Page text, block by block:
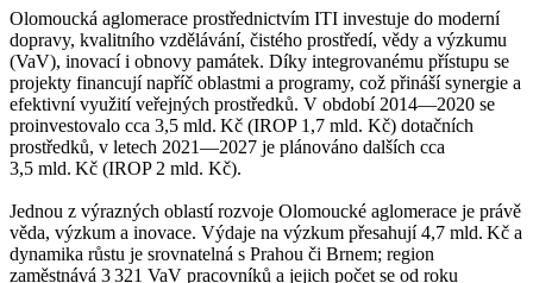
Olomoucká aglomerace prostřednictvím ITI investuje do moderní
dopravy, kvalitního vzdělávání, čistého prostředí, vědy a výzkumu
(VaV), inovací i obnovy památek. Díky integrovanému přístupu se
projekty financují napříč oblastmi a programy, což přináší synergie a
efektivní využití veřejných prostředků. V období 2014—2020 se
proinvestovalo cca 3,5 mld. Kč (IROP 1,7 mld. Kč) dotačních
prostředků, v letech 2021—2027 je plánováno dalších cca
3,5 mld. Kč (IROP 2 mld. Kč).
Jednou z výrazných oblastí rozvoje Olomoucké aglomerace je právě
věda, výzkum a inovace. Výdaje na výzkum přesahují 4,7 mld. Kč a
dynamika růstu je srovnatelná s Prahou či Brnem; region
zaměstnává 3 321 VaV pracovníků a jejich počet se od roku